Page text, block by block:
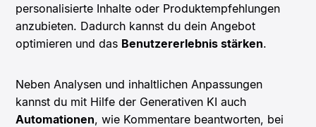
personalisierte Inhalte oder Produktempfehlungen
anzubieten. Dadurch kannst du dein Angebot
optimieren und das Benutzererlebnis stärken.
Neben Analysen und inhaltlichen Anpassungen
kannst du mit Hilfe der Generativen KI auch
Automationen, wie Kommentare beantworten, bei